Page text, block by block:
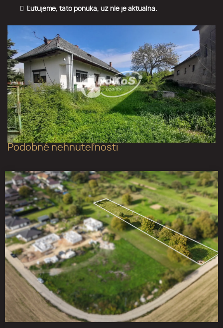
Ľutujeme, táto ponuka, už nie je aktuálna.
Podobné nehnuteľnosti